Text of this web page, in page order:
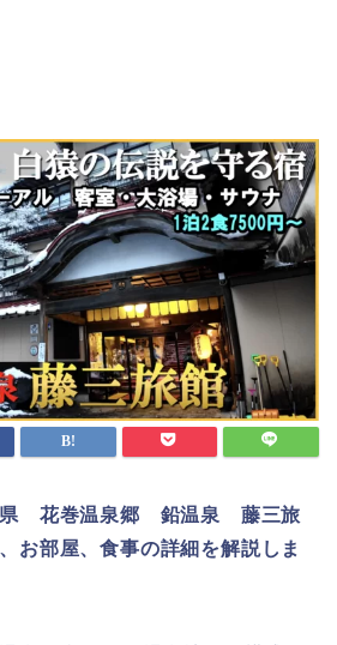
県 花巻温泉郷 鉛温泉 藤三旅
お部屋、食事の詳細を解説しま